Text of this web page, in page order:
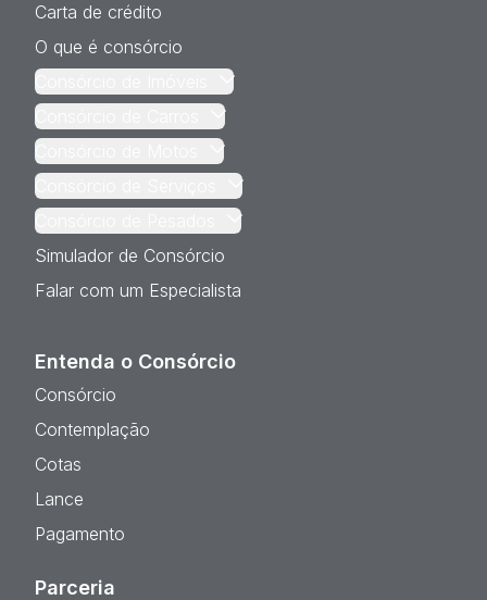
Carta de crédito
O que é consórcio
Simulador de Consórcio
Falar com um Especialista
Entenda o Consórcio
Consórcio
Contemplação
Cotas
Lance
Pagamento
Parceria